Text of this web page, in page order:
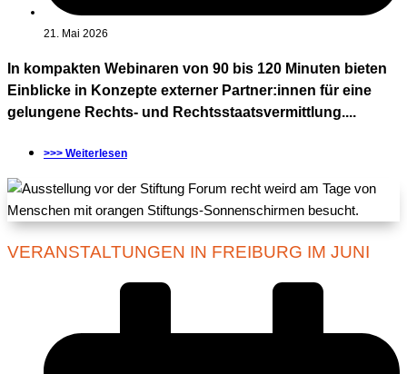
21. Mai 2026
In kompakten Webinaren von 90 bis 120 Minuten bieten
Einblicke in Konzepte externer Partner:innen für eine
gelungene Rechts- und Rechtsstaatsvermittlung....
>>> Weiterlesen
VERANSTALTUNGEN IN FREIBURG IM JUNI